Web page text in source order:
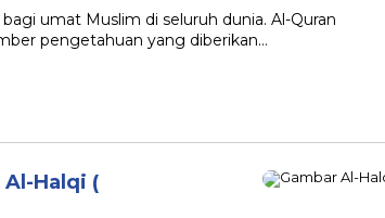
umat Muslim di seluruh dunia. Al-Quran
pengetahuan yang diberikan…
Halqi (